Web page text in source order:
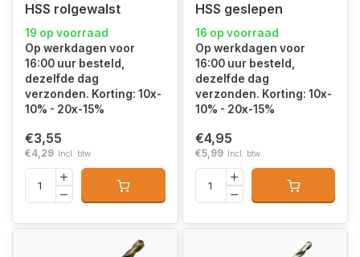
HSS rolgewalst
19 op voorraad
Op werkdagen voor
16:00 uur besteld,
dezelfde dag
verzonden. Korting: 10x-
10% - 20x-15%
€3,55
€4,29 Incl. btw
HSS geslepen
16 op voorraad
Op werkdagen voor
16:00 uur besteld,
dezelfde dag
verzonden. Korting: 10x-
10% - 20x-15%
€4,95
€5,99 Incl. btw